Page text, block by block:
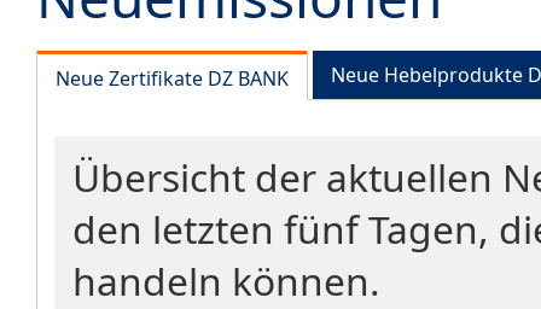
Neue Zertifikate DZ BANK Neue Hebelprodukte
Übersicht der aktuellen
den letzten fünf Tagen,
handeln können.